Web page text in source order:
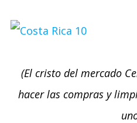
(El cristo del mercado
hacer las compras y